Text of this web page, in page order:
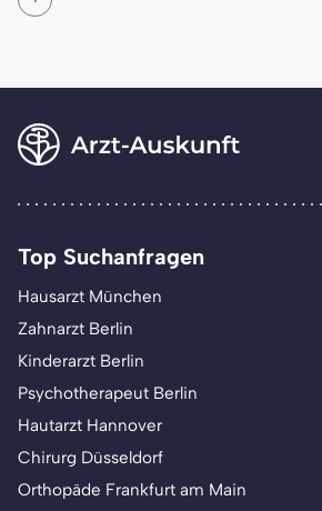
Top Suchanfragen
Hausarzt München
Zahnarzt Berlin
Kinderarzt Berlin
Psychotherapeut Berlin
Hautarzt Hannover
Chirurg Düsseldorf
Orthopäde Frankfurt am Main